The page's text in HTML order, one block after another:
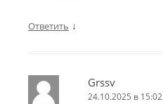
Ответить ↓
Grssv
24.10.2025 в 15:02